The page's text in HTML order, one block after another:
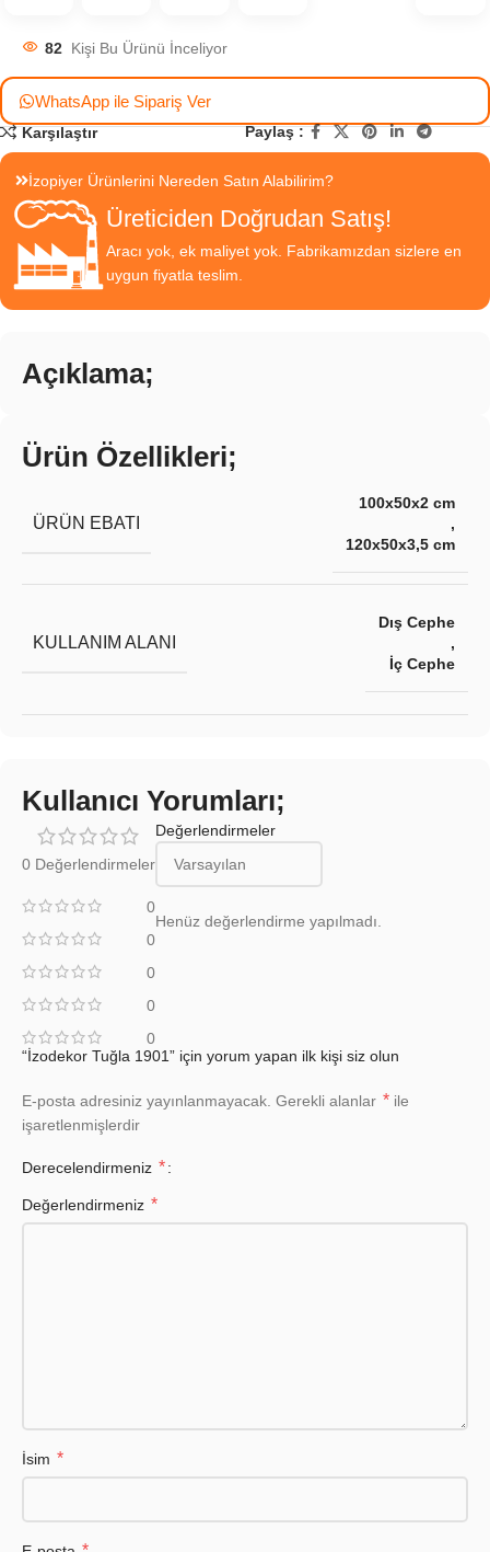
82 Kişi Bu Ürünü İnceliyor
WhatsApp ile Sipariş Ver
Karşılaştır Paylaş :
İzopiyer Ürünlerini Nereden Satın Alabilirim?
Üreticiden Doğrudan Satış!
Aracı yok, ek maliyet yok. Fabrikamızdan sizlere en
uygun fiyatla teslim.
Açıklama;
Ürün Özellikleri;
ÜRÜN EBATI
100x50x2 cm
,
120x50x3,5 cm
KULLANIM ALANI
Dış Cephe
,
İç Cephe
Kullanıcı Yorumları;
0 Değerlendirmeler
0
0
0
0
0
Değerlendirmeler
Henüz değerlendirme yapılmadı.
“İzodekor Tuğla 1901” için yorum yapan ilk kişi siz olun
E-posta adresiniz yayınlanmayacak. Gerekli alanlar * ile
işaretlenmişlerdir
Derecelendirmeniz *
Değerlendirmeniz *
İsim *